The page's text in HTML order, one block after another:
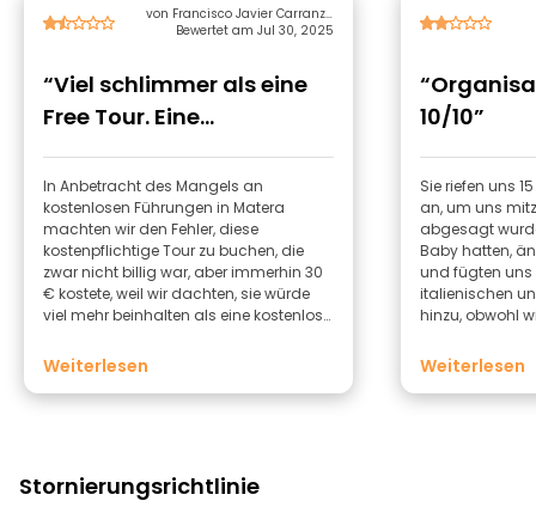
von Francisco Javier Carranza
Infantes
Bewertet am Jul 30, 2025
“Viel schlimmer als eine
Free Tour. Eine
Verschwendung von Geld
u”
In Anbetracht des Mangels an
kostenlosen Führungen in Matera
machten wir den Fehler, diese
kostenpflichtige Tour zu buchen, die
zwar nicht billig war, aber immerhin 30
€ kostete, weil wir dachten, sie würde
viel mehr beinhalten als eine kostenlose
vielleicht hatte er ein persönliches
dass er unwillkürlich Phrasen
paar Metern lange Stopps einlegte,
Weiterlesen
10/10”
Sie riefen uns
an, um uns
abgesagt
Baby hatten,
und fügten uns
italienischen
hinzu, obwohl
an der wir
Gruppe, in die
Weiterlesen
Stornierungsrichtlinie